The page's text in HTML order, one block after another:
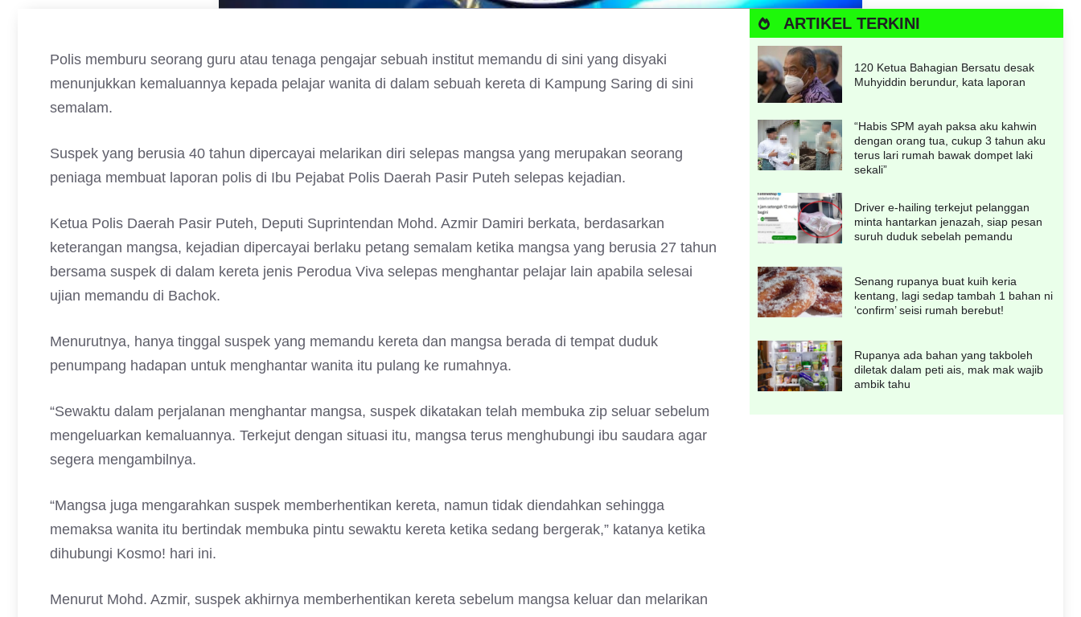
Polis memburu seorang guru atau tenaga pengajar sebuah institut memandu di sini yang disyaki
menunjukkan kemaluannya kepada pelajar wanita di dalam sebuah kereta di Kampung Saring di sini
semalam.
Suspek yang berusia 40 tahun dipercayai melarikan diri selepas mangsa yang merupakan seorang
peniaga membuat laporan polis di Ibu Pejabat Polis Daerah Pasir Puteh selepas kejadian.
Ketua Polis Daerah Pasir Puteh, Deputi Suprintendan Mohd. Azmir Damiri berkata, berdasarkan
keterangan mangsa, kejadian dipercayai berlaku petang semalam ketika mangsa yang berusia 27 tahun
bersama suspek di dalam kereta jenis Perodua Viva selepas menghantar pelajar lain apabila selesai
ujian memandu di Bachok.
Menurutnya, hanya tinggal suspek yang memandu kereta dan mangsa berada di tempat duduk
penumpang hadapan untuk menghantar wanita itu pulang ke rumahnya.
“Sewaktu dalam perjalanan menghantar mangsa, suspek dikatakan telah membuka zip seluar sebelum
mengeluarkan kemaluannya. Terkejut dengan situasi itu, mangsa terus menghubungi ibu saudara agar
segera mengambilnya.
“Mangsa juga mengarahkan suspek memberhentikan kereta, namun tidak diendahkan sehingga
memaksa wanita itu bertindak membuka pintu sewaktu kereta ketika sedang bergerak,” katanya ketika
dihubungi Kosmo! hari ini.
Menurut Mohd. Azmir, suspek akhirnya memberhentikan kereta sebelum mangsa keluar dan melarikan
ARTIKEL TERKINI
120 Ketua Bahagian Bersatu desak
Muhyiddin berundur, kata laporan
“Habis SPM ayah paksa aku kahwin
dengan orang tua, cukup 3 tahun aku
terus lari rumah bawak dompet laki
sekali”
Driver e-hailing terkejut pelanggan
minta hantarkan jenazah, siap pesan
suruh duduk sebelah pemandu
Senang rupanya buat kuih keria
kentang, lagi sedap tambah 1 bahan ni
‘confirm’ seisi rumah berebut!
Rupanya ada bahan yang takboleh
diletak dalam peti ais, mak mak wajib
ambik tahu